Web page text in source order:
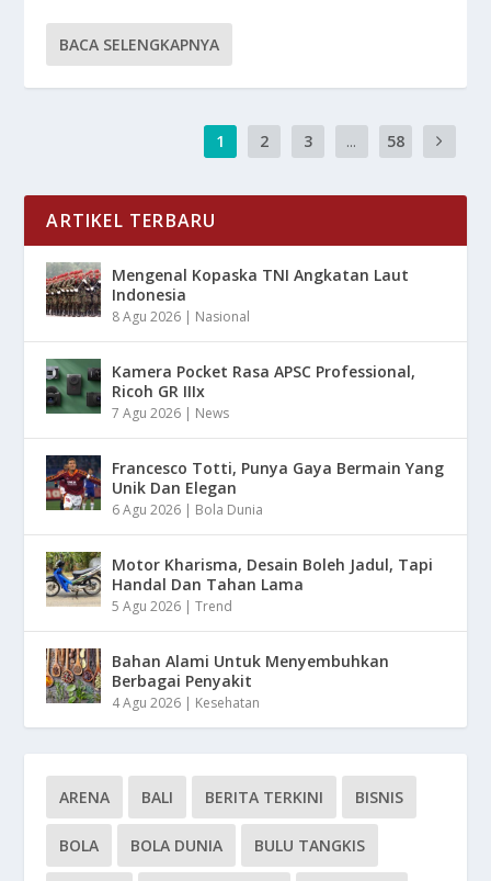
BACA SELENGKAPNYA
1 2 3 ... 58
ARTIKEL TERBARU
Mengenal Kopaska TNI Angkatan Laut
Indonesia
8 Agu 2026 | Nasional
Kamera Pocket Rasa APSC Professional,
Ricoh GR IIIx
7 Agu 2026 | News
Francesco Totti, Punya Gaya Bermain Yang
Unik Dan Elegan
6 Agu 2026 | Bola Dunia
Motor Kharisma, Desain Boleh Jadul, Tapi
Handal Dan Tahan Lama
5 Agu 2026 |Trend
Bahan Alami Untuk Menyembuhkan
Berbagai Penyakit
4 Agu 2026 | Kesehatan
ARENA BALI BERITA TERKINI BISNIS
BOLA BOLA DUNIA BULU TANGKIS